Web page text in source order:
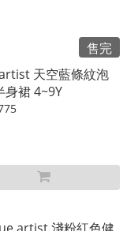
售完
天空藍條紋泡
身裙 4~9Y